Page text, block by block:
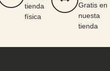
tienda
física
Gratis en
nuesta
tienda